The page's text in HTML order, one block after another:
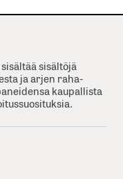
sisältöjä
ja arjen raha-
kaupallista